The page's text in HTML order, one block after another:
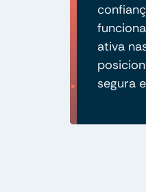
ativa
segura